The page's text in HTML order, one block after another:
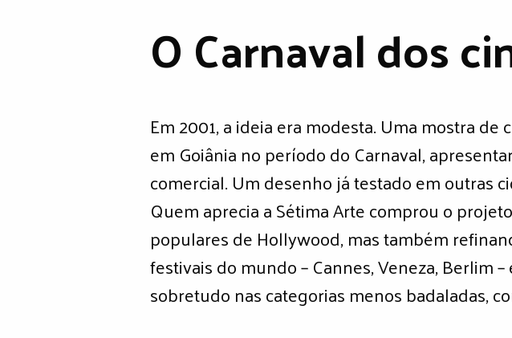
O Carnaval dos
Em 2001, a ideia era modesta. Uma mostra
em Goiânia no período do Carnaval,
comercial. Um desenho já testado em outras
Quem aprecia a Sétima Arte comprou o
populares de Hollywood, mas também
festivais do mundo – Cannes, Veneza, Berlim
sobretudo nas categorias menos badaladas,